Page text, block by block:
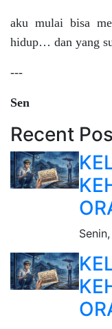
aku mulai bisa
hidup… dan yang
---
Sen
Recent